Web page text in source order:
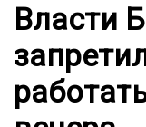
Власти